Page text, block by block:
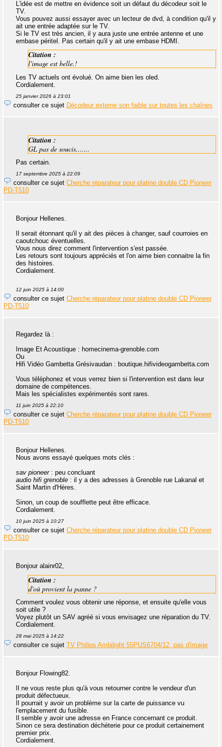
L'idée est de mettre en évidence soit un défaut du décodeur soit le
TV.
Vous pouvez aussi essayer avec un lecteur de dvd, à condition qu'il y
ait une entrée adaptée sur le TV.
Si le TV est très ancien, il y aura juste une entrée antenne et une
embase péritel. Pas certain qu'il y ait une embase HDMI.
Citation :
l'image est belle.!
Les TV actuels ont évolué. On aime bien les oled.
Cordialement.
25 janvier 2026 à 23:01
consulter ce sujet Décodeur externe son faible sur toutes les chaînes
Citation :
GL pas de soucis.......
Pas certain.
17 septembre 2025 à 22:09
consulter ce sujet Cherche réparateur pour platine double CD Pioneer
PD-T510
Bonjour Hellenes.
Il serait étonnant qu'il y ait des pièces à changer, sauf courroies en
caoutchouc éventuelles.
Vous nous direz comment l'intervention s'est passée.
Les retours sont toujours appréciés et l'on aime bien connaitre la fin
des histoires.
Cordialement.
12 juin 2025 à 14:00
consulter ce sujet Cherche réparateur pour platine double CD Pioneer
PD-T510
Regardez là :
Image Et Acoustique : homecinema-grenoble.com
Ou
Hifi Vidéo Gambetta Grésivaudan : boutique.hifivideogambetta.com
Vous téléphonez et vous verrez bien si l'intervention est dans leur
domaine de compétences.
Mais les spécialistes expérimentés sont rares.
11 juin 2025 à 22:10
consulter ce sujet Cherche réparateur pour platine double CD Pioneer
PD-T510
Bonjour Hellenes.
Nous avons essayé quelques mots clés :
sav pioneer: peu concluant
audio hifi grenoble : il y a des adresses à Grenoble rue Lakanal et
Saint Martin d'Hères.
Sinon, un coup de soufflette peut être efficace.
Cordialement.
10 juin 2025 à 10:27
consulter ce sujet Cherche réparateur pour platine double CD Pioneer
PD-T510
Bonjour alainr02,
Citation :
d'où provient la panne ?
Comment voulez vous obtenir une réponse, et ensuite qu'elle vous
soit utile ?
Voyez plutôt un SAV agréé si vous envisagez une réparation du TV.
Cordialement.
28 mai 2025 à 14:22
consulter ce sujet TV Philips Ambilight 55PUS6704/12, pas d'image
Bonjour Flowing82.
Il ne vous reste plus qu'à vous retourner contre le vendeur d'un
produit défectueux.
Il pourrait y avoir un problème sur la carte de puissance vu
l'emplacement du fusible.
Il semble y avoir une adresse en France concernant ce produit.
Sinon ce sera destination déchèterie pour ce produit certainement
premier prix.
Cordialement.